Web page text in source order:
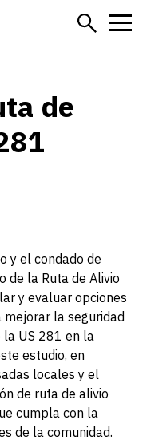
de
y el condado de
de la Ruta de Alivio
y evaluar opciones
la seguridad
US 281 en la
estudio, en
locales y el
de ruta de alivio
cumpla con la
de la comunidad.